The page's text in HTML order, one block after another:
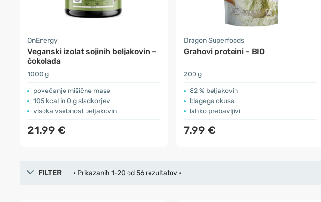
OnEnergy
Veganski izolat sojinih beljakovin –
čokolada
1000 g
povečanje mišične mase
105 kcal in 0 g sladkorjev
visoka vsebnost beljakovin
21.99 €
Dragon Superfoods
Grahovi proteini - BIO
200 g
82 % beljakovin
blagega okusa
lahko prebavljivi
7.99 €
FILTER • Prikazanih 1-20 od 56 rezultatov •